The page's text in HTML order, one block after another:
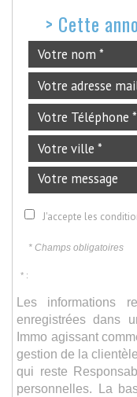
> Cette
J'accepte les
* Champs obligatoires
* :
Les informations
enregistrées dans
Immo agissant
gestion de la
qui reste
personnelles. La